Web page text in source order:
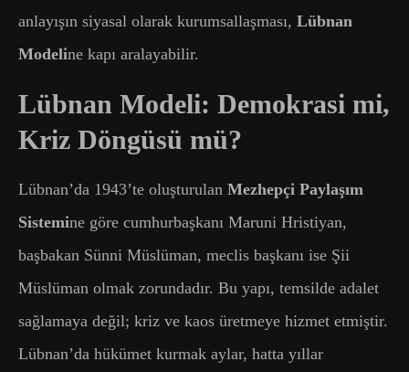
anlayışın siyasal olarak kurumsallaşması, Lübnan
Modeline kapı aralayabilir.
Lübnan Modeli: Demokrasi mi,
Kriz Döngüsü mü?
Lübnan’da 1943’te oluşturulan Mezhepçi Paylaşım
Sistemine göre cumhurbaşkanı Maruni Hristiyan,
başbakan Sünni Müslüman, meclis başkanı ise Şii
Müslüman olmak zorundadır. Bu yapı, temsilde adalet
sağlamaya değil; kriz ve kaos üretmeye hizmet etmiştir.
Lübnan’da hükümet kurmak aylar, hatta yıllar